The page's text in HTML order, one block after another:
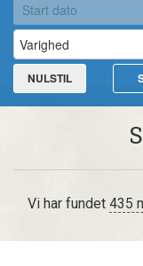
NULSTIL
Vi har fundet 435